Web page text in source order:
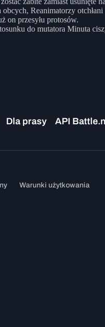
Reanimatorzy otchłani
on przesyłu protosów.
do mutatora Minuta